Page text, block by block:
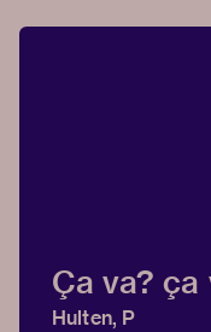
Ça va? ça
Hulten, P